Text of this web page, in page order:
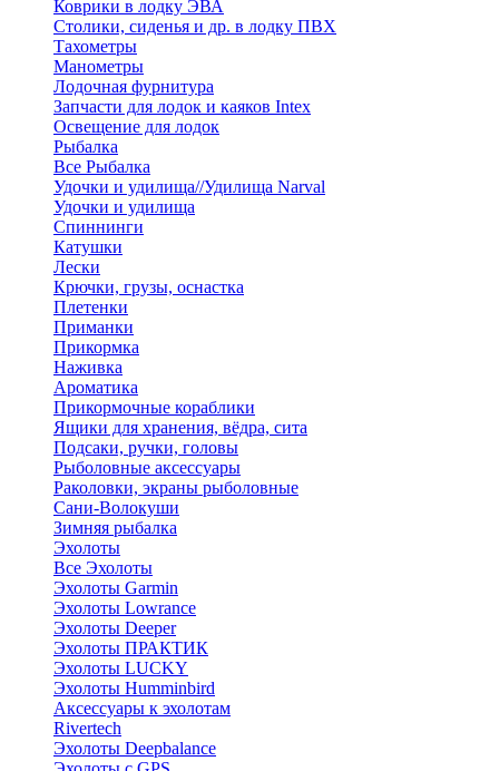
Коврики в лодку ЭВА
Столики, сиденья и др. в лодку ПВХ
Тахометры
Манометры
Лодочная фурнитура
Запчасти для лодок и каяков Intex
Освещение для лодок
Рыбалка
Все Рыбалка
Удочки и удилища//Удилища Narval
Удочки и удилища
Спиннинги
Катушки
Лески
Крючки, грузы, оснастка
Плетенки
Приманки
Прикормка
Наживка
Ароматика
Прикормочные кораблики
Ящики для хранения, вёдра, сита
Подсаки, ручки, головы
Рыболовные аксессуары
Раколовки, экраны рыболовные
Сани-Волокуши
Зимняя рыбалка
Эхолоты
Все Эхолоты
Эхолоты Garmin
Эхолоты Lowrance
Эхолоты Deeper
Эхолоты ПРАКТИК
Эхолоты LUCKY
Эхолоты Humminbird
Аксессуары к эхолотам
Rivertech
Эхолоты Deepbalance